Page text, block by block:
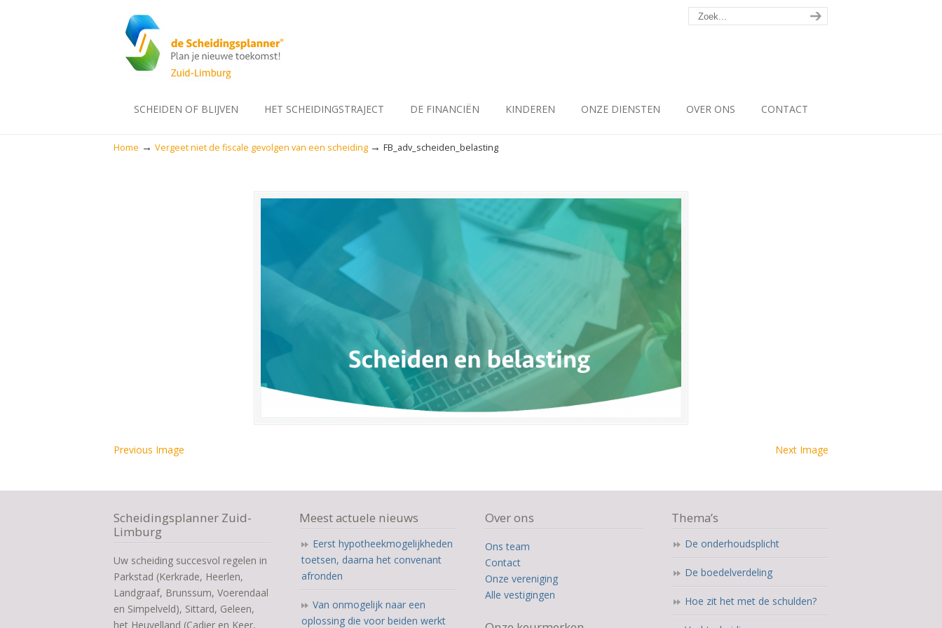
SCHEIDEN OF BLIJVEN HET SCHEIDINGSTRAJECT DE FINANCIËN KINDEREN ONZE DIENSTEN OVER ONS CONTACT
Home → Vergeet niet de fiscale gevolgen van een scheiding → FB_adv_scheiden_belasting
Previous Image Next Image
Scheidingsplanner Zuid-
Limburg
Uw scheiding succesvol regelen in
Parkstad (Kerkrade, Heerlen,
Landgraaf, Brunssum, Voerendaal
en Simpelveld), Sittard, Geleen,
het Heuvelland (Cadier en Keer,
Meest actuele nieuws
Eerst hypotheekmogelijkheden
toetsen, daarna het convenant
afronden
Van onmogelijk naar een
oplossing die voor beiden werkt
Over ons
Ons team
Contact
Onze vereniging
Alle vestigingen
Thema’s
De onderhoudsplicht
De boedelverdeling
Hoe zit het met de schulden?